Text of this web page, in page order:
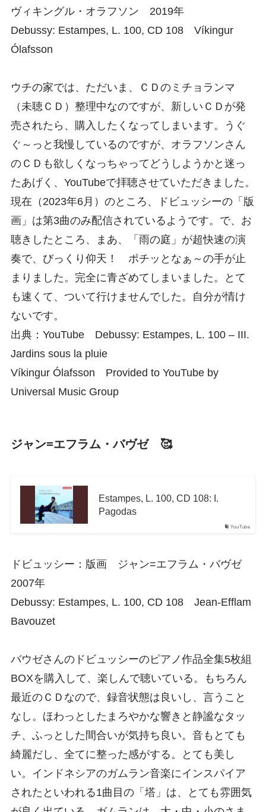
ヴィキングル・オラフソン 2019年
Debussy: Estampes, L. 100, CD 108 Víkingur
Ólafsson
ウチの家では、ただいま、ＣＤのミチョランマ
（未聴ＣＤ）整理中なのですが、新しいＣＤが発
売されたら、購入したくなってしまいます。うぐ
ぐ～っと我慢しているのですが、オラフソンさん
のＣＤも欲しくなっちゃってどうしようかと迷っ
たあげく、YouTubeで拝聴させていただきました。
現在（2023年6月）のところ、ドビュッシーの「版
画」は第3曲のみ配信されているようです。で、お
聴きしたところ、まあ、「雨の庭」が超快速の演
奏で、びっくり仰天！ ポチッとなぁ～の手が止
まりました。完全に青ざめてしまいました。とて
も速くて、ついて行けませんでした。自分が情け
ないです。
出典：YouTube Debussy: Estampes, L. 100 – III.
Jardins sous la pluie
Víkingur Ólafsson Provided to YouTube by
Universal Music Group
ジャン=エフラム・バヴゼ 🥰
YouTube
Estampes, L. 100, CD 108: I.
Pagodas
ドビュッシー：版画 ジャン=エフラム・バヴゼ
2007年
Debussy: Estampes, L. 100, CD 108 Jean-Efflam
Bavouzet
バウゼさんのドビュッシーのピアノ作品全集5枚組
BOXを購入して、楽しんで聴いている。もちろん
最近のＣＤなので、録音状態は良いし、言うこと
なし。ほわっとしたまろやかな響きと静謐なタッ
チ、ふっとした間合いが気持ち良い。音もとても
綺麗だし、全てに整った感がする。とても美し
い。
インドネシアのガムラン音楽にインスパイア
されたといわれる1曲目の「塔」は、とても雰囲気